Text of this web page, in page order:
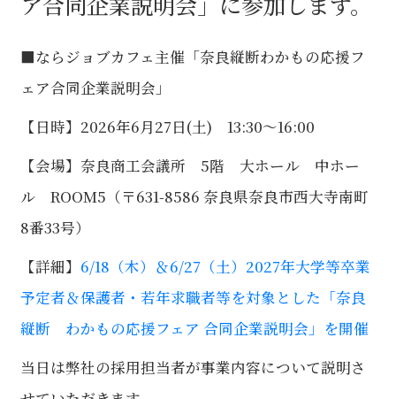
■ならジョブカフェ主催「奈良縦断わかもの応援フ
ェア合同企業説明会」
【日時】2026年6月27日(土) 13:30～16:00
【会場】奈良商工会議所 5階 大ホール 中ホー
ル ROOM5（〒631-8586 奈良県奈良市西大寺南町
8番33号）
【詳細】 6/18（木）＆6/27（土）2027年大学等卒業
予定者＆保護者・若年求職者等を対象とした「奈良
縦断 わかもの応援フェア 合同企業説明会」を開催
当日は弊社の採用担当者が事業内容について説明さ